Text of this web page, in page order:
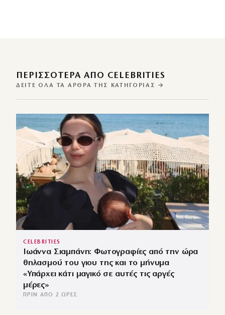
ΠΕΡΙΣΣΌΤΕΡΑ ΑΠΌ CELEBRITIES
ΔΕΊΤΕ ΌΛΑ ΤΑ ΆΡΘΡΑ ΤΗΣ ΚΑΤΗΓΟΡΊΑΣ →
CELEBRITIES
Ιωάννα Σιαμπάνη: Φωτογραφίες από την ώρα
θηλασμού του γιου της και το μήνυμα
«Υπάρχει κάτι μαγικό σε αυτές τις αργές
μέρες»
ΠΡΙΝ ΑΠΌ 2 ΏΡΕΣ